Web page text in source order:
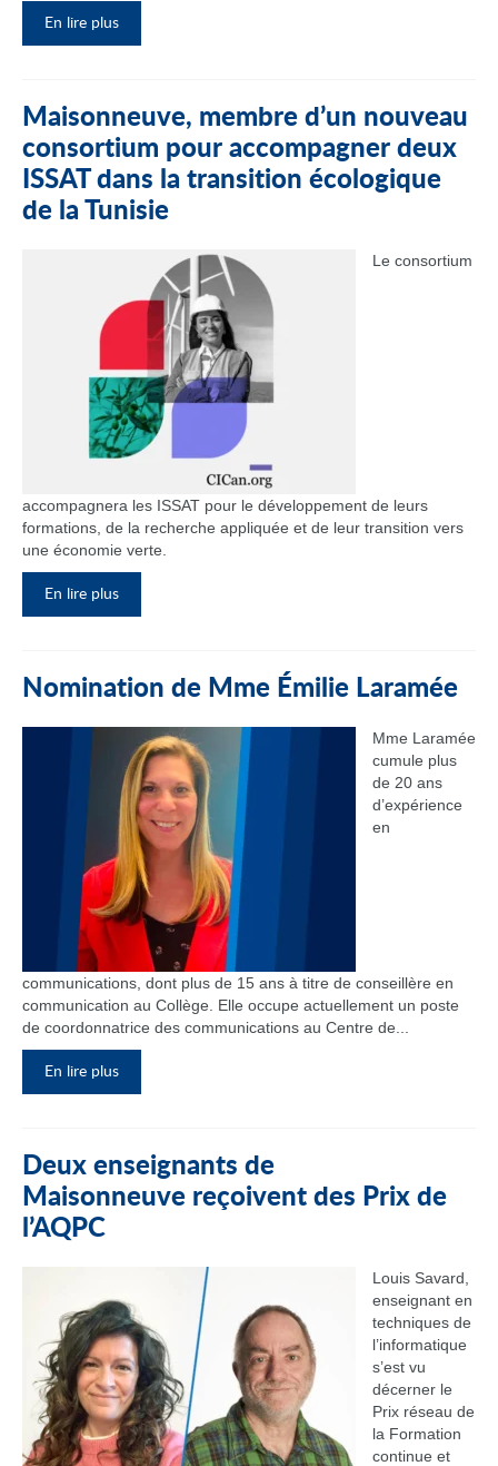
En lire plus
Maisonneuve, membre d’un nouveau
consortium pour accompagner deux
ISSAT dans la transition écologique
de la Tunisie
Le consortium
accompagnera les ISSAT pour le développement de leurs
formations, de la recherche appliquée et de leur transition vers
une économie verte.
En lire plus
Nomination de Mme Émilie Laramée
Mme Laramée
cumule plus
de 20 ans
d’expérience
en
communications, dont plus de 15 ans à titre de conseillère en
communication au Collège. Elle occupe actuellement un poste
de coordonnatrice des communications au Centre de...
En lire plus
Deux enseignants de
Maisonneuve reçoivent des Prix de
l’AQPC
Louis Savard,
enseignant en
techniques de
l’informatique
s’est vu
décerner le
Prix réseau de
la Formation
continue et